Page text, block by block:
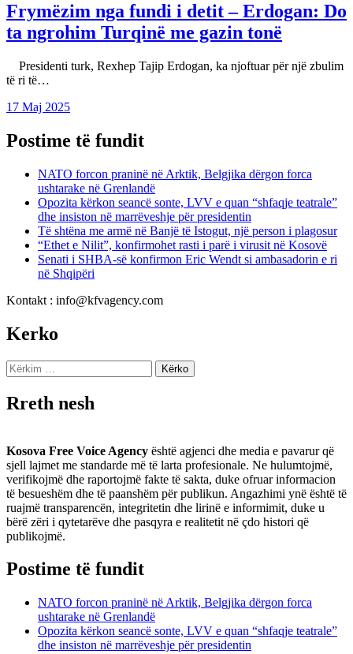
Frymëzim nga fundi i detit – Erdogan: Do
ta ngrohim Turqinë me gazin tonë
Presidenti turk, Rexhep Tajip Erdogan, ka njoftuar për një zbulim
të ri të…
17 Maj 2025
Postime të fundit
NATO forcon praninë në Arktik, Belgjika dërgon forca
ushtarake në Grenlandë
Opozita kërkon seancë sonte, LVV e quan “shfaqje teatrale”
dhe insiston në marrëveshje për presidentin
Të shtëna me armë në Banjë të Istogut, një person i plagosur
“Ethet e Nilit”, konfirmohet rasti i parë i virusit në Kosovë
Senati i SHBA-së konfirmon Eric Wendt si ambasadorin e ri
në Shqipëri
Kontakt : info@kfvagency.com
Kerko
Kërko
për:
Rreth nesh
Kosova Free Voice Agency është agjenci dhe media e pavarur që
sjell lajmet me standarde më të larta profesionale. Ne hulumtojmë,
verifikojmë dhe raportojmë fakte të sakta, duke ofruar informacion
të besueshëm dhe të paanshëm për publikun. Angazhimi ynë është të
ruajmë transparencën, integritetin dhe lirinë e informimit, duke u
bërë zëri i qytetarëve dhe pasqyra e realitetit në çdo histori që
publikojmë.
Postime të fundit
NATO forcon praninë në Arktik, Belgjika dërgon forca
ushtarake në Grenlandë
Opozita kërkon seancë sonte, LVV e quan “shfaqje teatrale”
dhe insiston në marrëveshje për presidentin